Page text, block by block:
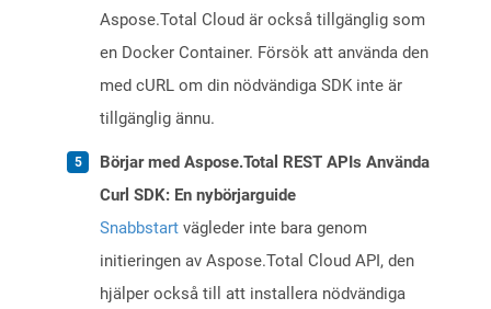
Aspose.Total Cloud är också tillgänglig som
en Docker Container. Försök att använda den
med cURL om din nödvändiga SDK inte är
tillgänglig ännu.
Börjar med Aspose.Total REST APIs Använda
Curl SDK: En nybörjarguide
Snabbstart vägleder inte bara genom
initieringen av Aspose.Total Cloud API, den
hjälper också till att installera nödvändiga